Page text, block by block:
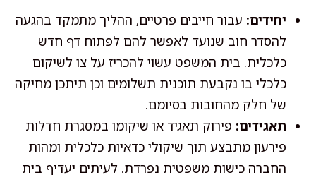
יחידים: עבור חייבים פרטיים, ההליך מתמקד בהגעה
להסדר חוב שנועד לאפשר להם לפתוח דף חדש
כלכלית. בית המשפט עשוי להכריז על צו לשיקום
כלכלי בו נקבעת תוכנית תשלומים וכן תיתכן מחיקה
של חלק מהחובות בסיומם.
תאגידים: פירוק תאגיד או שיקומו במסגרת חדלות
פירעון מתבצע תוך שיקולי כדאיות כלכלית ומהות
החברה כישות משפטית נפרדת. לעיתים יעדיף בית